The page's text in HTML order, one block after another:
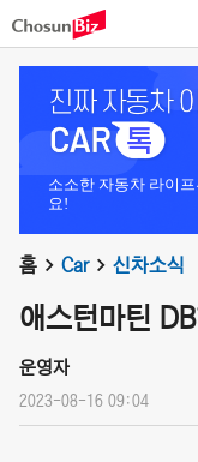
소소한 자동차 라이
요!
홈 Car 신차소식
애스턴마틴
운영자
2023-08-16 09:04